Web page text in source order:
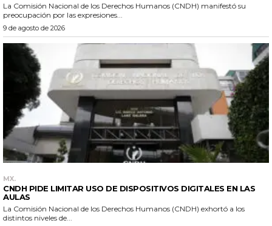
La Comisión Nacional de los Derechos Humanos (CNDH) manifestó su
preocupación por las expresiones...
9 de agosto de 2026
MX.
CNDH PIDE LIMITAR USO DE DISPOSITIVOS DIGITALES EN LAS
AULAS
La Comisión Nacional de los Derechos Humanos (CNDH) exhortó a los
distintos niveles de...